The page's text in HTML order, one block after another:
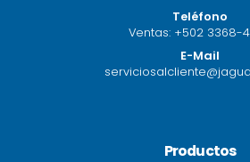
Teléfono
Ventas: +502 3368-
E-Mail
Productos